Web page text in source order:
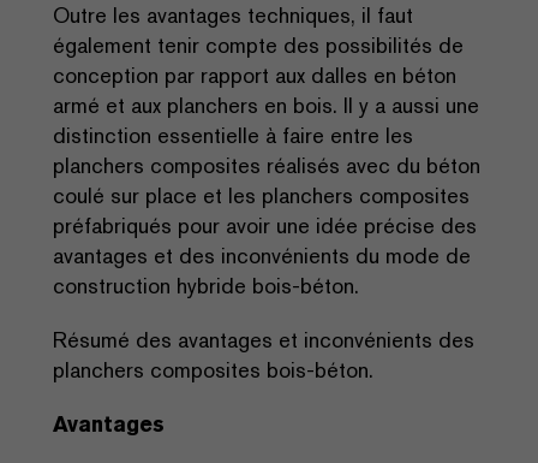
Outre les avantages techniques, il faut
également tenir compte des possibilités de
conception par rapport aux dalles en béton
armé et aux planchers en bois. Il y a aussi une
distinction essentielle à faire entre les
planchers composites réalisés avec du béton
coulé sur place et les planchers composites
préfabriqués pour avoir une idée précise des
avantages et des inconvénients du mode de
construction hybride bois-béton.
Résumé des avantages et inconvénients des
planchers composites bois-béton.
Avantages